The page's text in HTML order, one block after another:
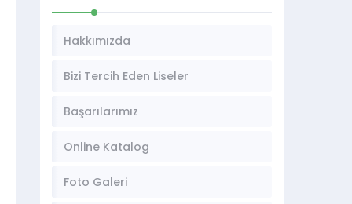
Hakkımızda
Bizi Tercih Eden Liseler
Başarılarımız
Online Katalog
Foto Galeri